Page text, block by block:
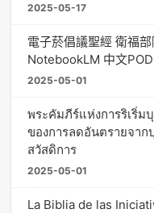
2025-05-17
電子菸倡議聖經 衛福
NotebookLM 中文
2025-05-01
พระคัมภีร์แห่งการริเริ่
ของการลดอันตรายจา
สวัสดิการ
2025-05-01
La Biblia de las